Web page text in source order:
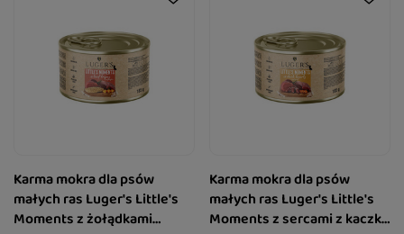
Karma mokra dla psów
małych ras Luger's Little's
Moments z żołądkami
Karma mokra dla psów
małych ras Luger's Little's
Moments z sercami z kaczki